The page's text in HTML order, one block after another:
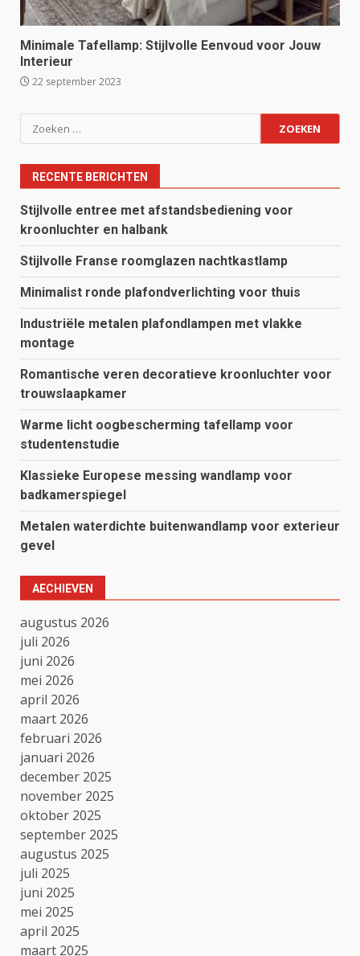
Minimale Tafellamp: Stijlvolle Eenvoud voor Jouw
Interieur
22 september 2023
Zoeken
naar:
RECENTE BERICHTEN
Stijlvolle entree met afstandsbediening voor
kroonluchter en halbank
Stijlvolle Franse roomglazen nachtkastlamp
Minimalist ronde plafondverlichting voor thuis
Industriële metalen plafondlampen met vlakke
montage
Romantische veren decoratieve kroonluchter voor
trouwslaapkamer
Warme licht oogbescherming tafellamp voor
studentenstudie
Klassieke Europese messing wandlamp voor
badkamerspiegel
Metalen waterdichte buitenwandlamp voor exterieur
gevel
AECHIEVEN
augustus 2026
juli 2026
juni 2026
mei 2026
april 2026
maart 2026
februari 2026
januari 2026
december 2025
november 2025
oktober 2025
september 2025
augustus 2025
juli 2025
juni 2025
mei 2025
april 2025
maart 2025